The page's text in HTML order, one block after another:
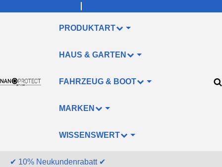
PRODUKTART
HAUS & GARTEN
FAHRZEUG & BOOT
MARKEN
WISSENSWERT
✔ 10% Neukundenrabatt✔